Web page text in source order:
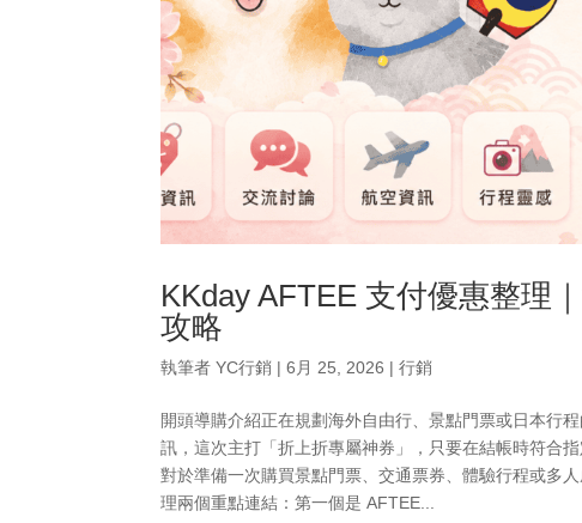
KKday AFTEE 支付優惠整理
攻略
執筆者YC行銷 |6月 25, 2026 |行銷
開頭導購介紹正在規劃海外自由行、景點門票或日本行
訊，這次主打「折上折專屬神券」，只要在結帳時符合
對於準備一次購買景點門票、交通票券、體驗行程或多
理兩個重點連結：第一個是 AFTEE...